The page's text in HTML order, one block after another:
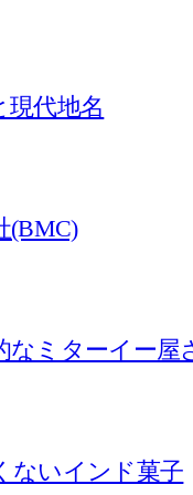
現代地名
(BMC)
なミターイー屋
ないインド菓子